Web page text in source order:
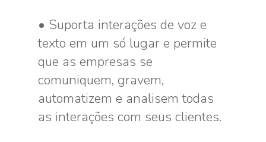
• Suporta interações de voz e
texto em um só lugar e permite
que as empresas se
comuniquem, gravem,
automatizem e analisem todas
as interações com seus clientes.